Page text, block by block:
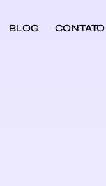
BLOG CONTATO